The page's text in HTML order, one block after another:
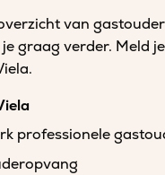
van
graag verder. Meld
professionele